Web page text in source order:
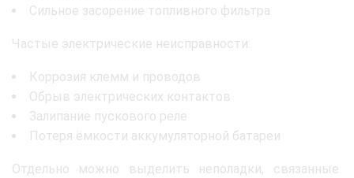
Сильное засорение топливного фильтра
Частые электрические неисправности:
Коррозия клемм и проводов
Обрыв электрических контактов
Залипание пускового реле
Потеря ёмкости аккумуляторной батареи
Отдельно можно выделить неполадки, связанные